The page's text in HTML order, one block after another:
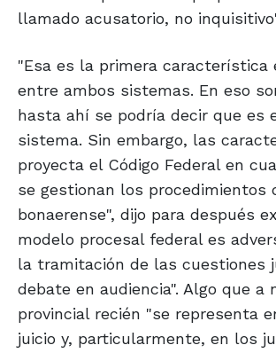
llamado acusatorio, no
"Esa es la primera característica
entre ambos sistemas. En eso
hasta ahí se podría decir que es
sistema. Sin embargo, las
proyecta el Código Federal en
se gestionan los procedimientos
bonaerense", dijo para después
modelo procesal federal es
la tramitación de las cuestiones
debate en audiencia". Algo que a
provincial recién "se representa
juicio y, particularmente, en los